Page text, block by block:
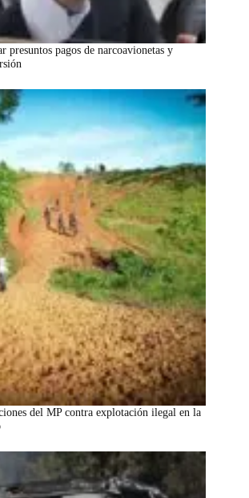
presuntos pagos de narcoavionetas y
del MP contra explotación ilegal en la